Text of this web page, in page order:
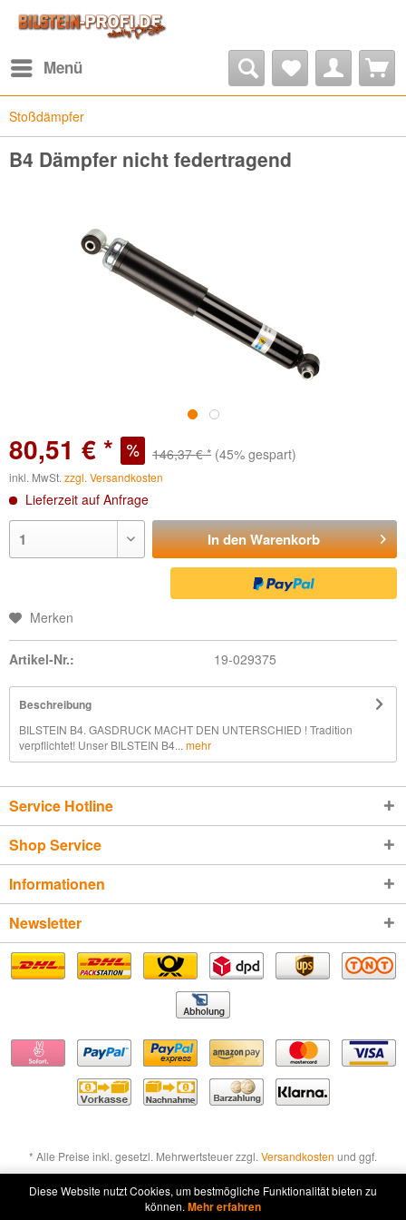
Menü
Stoßdämpfer
B4 Dämpfer nicht federtragend
80,51 € * 146,37 € * (45% gespart)
inkl. MwSt. zzgl. Versandkosten
Lieferzeit auf Anfrage
In denWarenkorb
Merken
Artikel-Nr.: 19-029375
Beschreibung
BILSTEIN B4. GASDRUCK MACHT DEN UNTERSCHIED ! Tradition
verpflichtet! Unser BILSTEIN B4... mehr
Service Hotline
Shop Service
Informationen
Newsletter
* Alle Preise inkl. gesetzl. Mehrwertsteuer zzgl. Versandkosten und ggf.
Nachnahmegebühren, wenn nicht anders beschrieben
Widerruf erklären
Diese Website nutzt Cookies, um bestmögliche Funktionalität bieten zu
können. Mehr erfahren